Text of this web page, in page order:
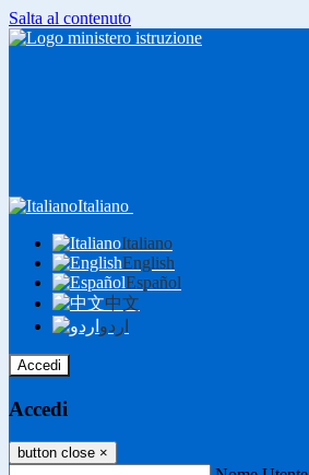
Salta al contenuto
Italiano
Italiano
English
Español
中文
اردو
Accedi
Accedi
button close ×